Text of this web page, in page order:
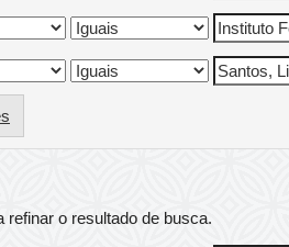
refinar o resultado de busca.